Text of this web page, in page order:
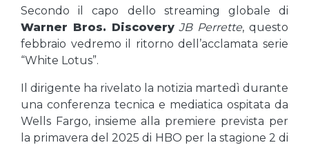
Secondo il capo dello streaming globale di
Warner Bros. Discovery JB Perrette, questo
febbraio vedremo il ritorno dell’acclamata serie
“White Lotus”.
Il dirigente ha rivelato la notizia martedì durante
una conferenza tecnica e mediatica ospitata da
Wells Fargo, insieme alla premiere prevista per
la primavera del 2025 di HBO per la stagione 2 di